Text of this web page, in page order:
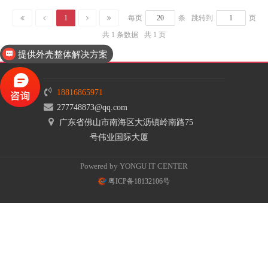
1 每页 条 跳转到
页
共 1 条数据
共 1 页
18816865971
277748873@qq.com
广东省佛山市南海区大沥镇岭南路75
号伟业国际大厦
Powered by YONGU IT CENTER
粤ICP备18132106号
提供外壳整体解决方案